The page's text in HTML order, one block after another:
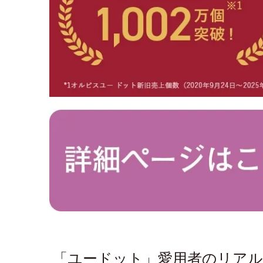
「ユードット」愛用者のリア